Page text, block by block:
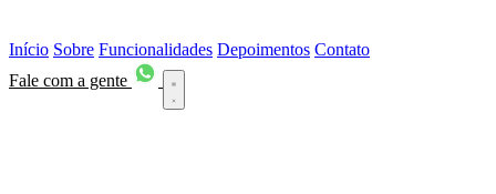
Início Sobre Funcionalidades Depoimentos Contato
Fale com a gente